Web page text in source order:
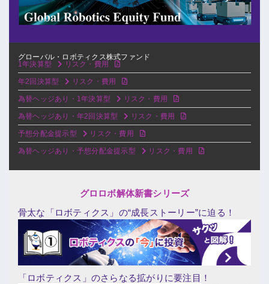
グローバル・ロボティクス株式ファンド
1年決算型
リスク・費用
年2回決算型 リスク・費用
為替ヘッジあり・1年決算型 リスク・費用
為替ヘッジあり・年2回決算型 リスク・費用
予想分配金提示型 リスク・費用
為替ヘッジあり・予想分配金提示型 リスク・費用
グロロボ解体新書シリーズ
骨太な「ロボティクス」の“成長ストーリー”に迫る！
「ロボティクス」のさらなる拡がりに要注目！